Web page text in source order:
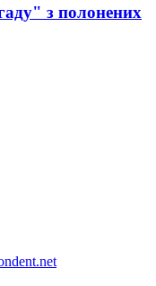
з полонених